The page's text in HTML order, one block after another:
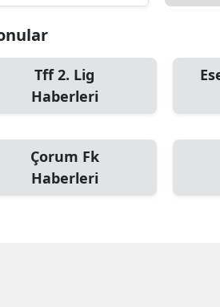
Tff 2. Lig
Haberleri
Çorum Fk
Haberleri